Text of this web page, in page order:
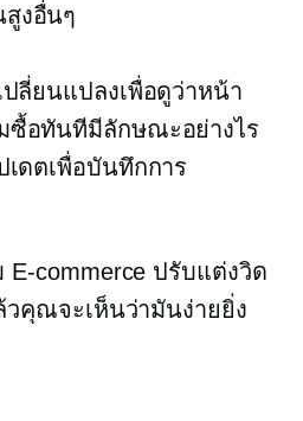
งอื่นๆ
ลี่ยนแปลงเพื่อดูว่าหน้า
อทันทีมีลักษณะอย่างไร
ดตเพื่อบันทึกการ
E-commerce ปรับแต่งวิด
คุณจะเห็นว่ามันง่ายยิ่ง